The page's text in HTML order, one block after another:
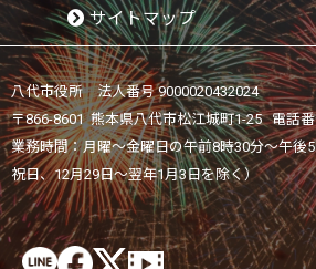
サイトマップ
八代市役所 法人番号 9000020432024
〒866-8601 熊本県八代市松江城町1-25 電話
業務時間：月曜～金曜日の午前8時30分～午後
祝日、12月29日～翌年1月3日を除く）